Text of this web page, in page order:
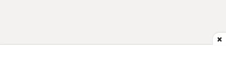
×